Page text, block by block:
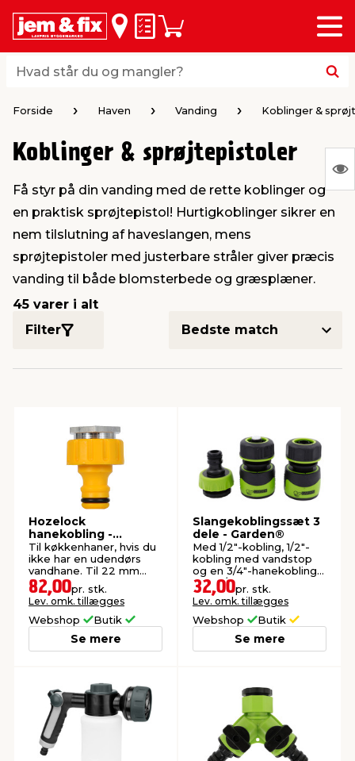
Hvad står du og mangler?
Hvad står du og mangler?
Huskeseddel
Indkøbskurv
Menu
loft & vægge
vinduer
brædder
& stilladser
& ukrudt
& varme
& ophæng
& opbevaring
& standere
& syltning
& armatur
& ventilation
Home
data & TV
& kemikalier
& fugemasse
af værktøj
maskiner
Forside Haven Vanding Koblinger &
Koblinger & sprøjtepistoler
Få styr på din vanding med de rette koblinger og
en praktisk sprøjtepistol! Hurtigkoblinger sikrer en
nem tilslutning af haveslangen, mens
sprøjtepistoler med justerbare stråler giver præcis
vanding til både blomsterbede og græsplæner.
45 varer i alt
Filter
Hozelock
hanekobling -
indendørs hane
Til køkkenhaner, hvis du
ikke har en udendørs
vandhane. Til 22 mm
gevind.
82,00pr. stk.
Lev. omk. tillægges
Webshop Butik
Se mere
Slangekoblingssæt 3
dele - Garden®
Med 1/2"-kobling, 1/2"-
kobling med vandstop
og en 3/4"-hanekobling
med 1/2"-reduktion.
32,00pr. stk.
Lev. omk. tillægges
Webshop Butik
Se mere